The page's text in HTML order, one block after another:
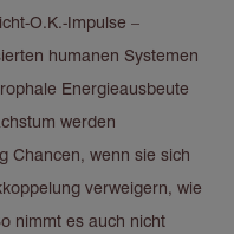
O.K.-Impulse –
humanen Systemen
Energieausbeute
werden
Chancen, wenn sie sich
verweigern, wie
nimmt es auch nicht